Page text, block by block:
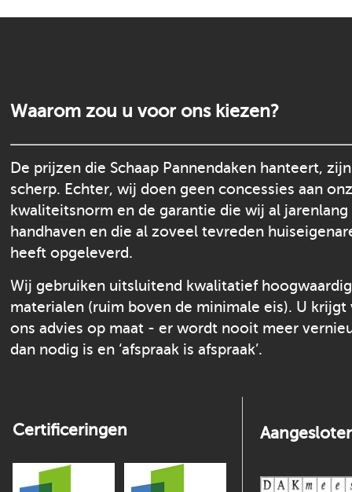
Waarom zou u voor ons kiezen?
De prijzen die Schaap Pannendaken hanteert,
scherp. Echter, wij doen geen concessies aan
kwaliteitsnorm en de garantie die wij al jarenlang
handhaven en die al zoveel tevreden
heeft opgeleverd.
Wij gebruiken uitsluitend kwalitatief
materialen (ruim boven de minimale eis). U krijgt
ons advies op maat - er wordt nooit meer
dan nodig is en ‘afspraak is afspraak’.
Certificeringen